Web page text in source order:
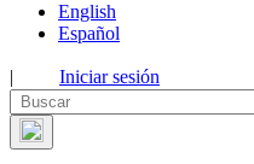
English
Español
|
Iniciar sesión